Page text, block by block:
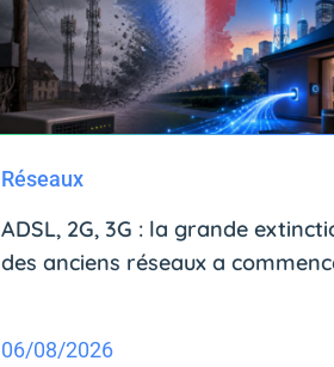
Réseaux
ADSL, 2G, 3G : la grande
des anciens réseaux a
06/08/2026